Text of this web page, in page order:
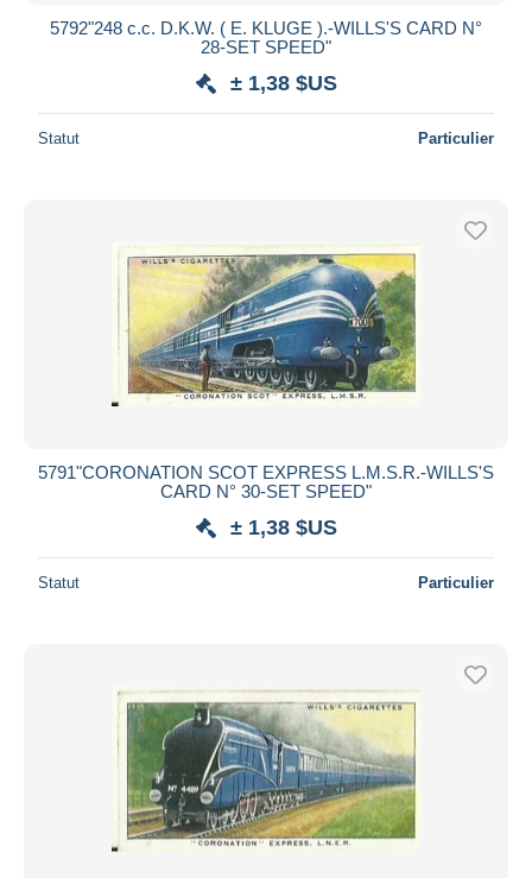
5792"248 c.c. D.K.W. ( E. KLUGE ).-WILLS'S CARD N°
28-SET SPEED"
± 1,38 $US
Statut Particulier
5791"CORONATION SCOT EXPRESS L.M.S.R.-WILLS'S
CARD N° 30-SET SPEED"
± 1,38 $US
Statut Particulier